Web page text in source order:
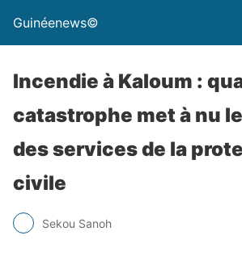
Guinéenews©
Incendie à Kaloum :
catastrophe met à nu
des services de la
civile
Sekou Sanoh